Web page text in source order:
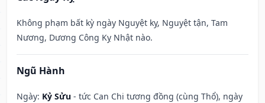
Không phạm bất kỳ ngày Nguyệt kỵ, Nguyệt tận, Tam
Nương, Dương Công Kỵ Nhật nào.
Ngũ Hành
Ngày: Kỷ Sửu - tức Can Chi tương đồng (cùng Thổ), ngày